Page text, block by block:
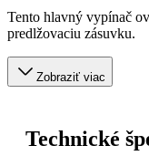
Tento hlavný vypínač
predlžovaciu zásuvku.
Zobraziť viac
Technické